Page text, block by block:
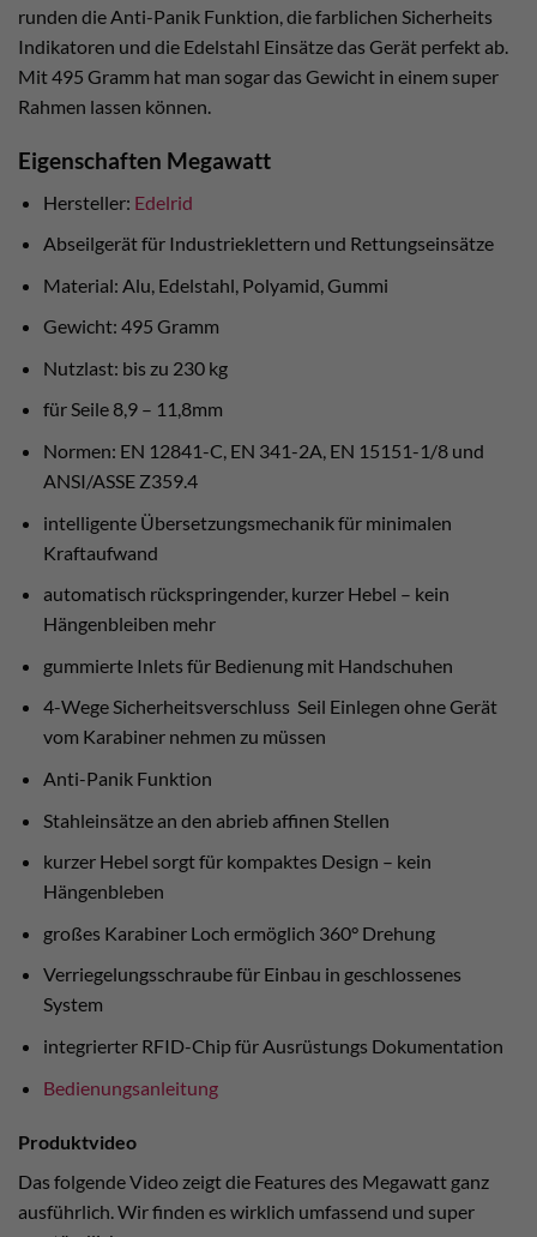
runden die Anti-Panik Funktion, die farblichen Sicherheits
Indikatoren und die Edelstahl Einsätze das Gerät perfekt ab.
Mit 495 Gramm hat man sogar das Gewicht in einem super
Rahmen lassen können.
Eigenschaften Megawatt
Hersteller: Edelrid
Abseilgerät für Industrieklettern und Rettungseinsätze
Material: Alu, Edelstahl, Polyamid, Gummi
Gewicht: 495 Gramm
Nutzlast: bis zu 230 kg
für Seile 8,9 – 11,8mm
Normen: EN 12841-C, EN 341-2A, EN 15151-1/8 und
ANSI/ASSE Z359.4
intelligente Übersetzungsmechanik für minimalen
Kraftaufwand
automatisch rückspringender, kurzer Hebel – kein
Hängenbleiben mehr
gummierte Inlets für Bedienung mit Handschuhen
4-Wege Sicherheitsverschluss Seil Einlegen ohne Gerät
vom Karabiner nehmen zu müssen
Anti-Panik Funktion
Stahleinsätze an den abrieb affinen Stellen
kurzer Hebel sorgt für kompaktes Design – kein
Hängenbleben
großes Karabiner Loch ermöglich 360° Drehung
Verriegelungsschraube für Einbau in geschlossenes
System
integrierter RFID-Chip für Ausrüstungs Dokumentation
Bedienungsanleitung
Produktvideo
Das folgende Video zeigt die Features des Megawatt ganz
ausführlich. Wir finden es wirklich umfassend und super